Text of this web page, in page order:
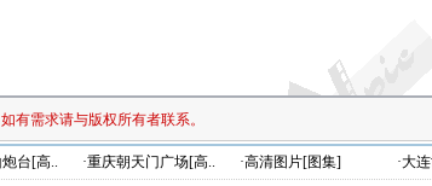
有需求请与版权所有者联系。
炮台[高.. ·重庆朝天门广场[高.. ·高清图片[图集] ·大